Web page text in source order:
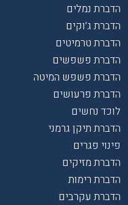
הדברת נמלים
הדברת ג’וקים
הדברת טרמיטים
הדברת פשפשים
הדברת פשפש המיטה
הדברת פרעושים
לוכד נחשים
הדברת תיקן גרמני
פינוי פגרים
הדברת מזיקים
הדברת רימות
הדברת עקרבים